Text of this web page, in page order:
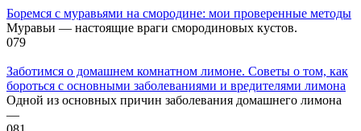
Боремся с муравьями на смородине: мои проверенные методы
Муравьи — настоящие враги смородиновых кустов.
079
Заботимся о домашнем комнатном лимоне. Советы о том, как
бороться с основными заболеваниями и вредителями лимона
Одной из основных причин заболевания домашнего лимона
—